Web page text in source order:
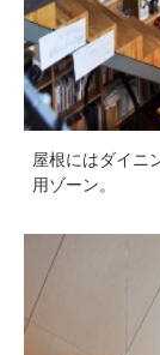
屋根にはダイニ
用ゾーン。